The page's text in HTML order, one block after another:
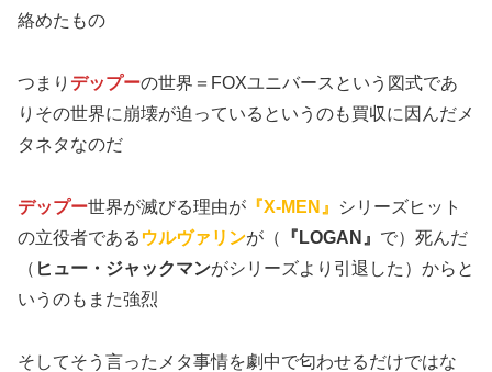
絡めたもの
つまり デップーの世界＝FOXユニバースという図式であ
りその世界に崩壊が迫っているというのも買収に因んだメ
タネタなのだ
デップー世界が滅びる理由が 『X-MEN』
シリーズヒット
の立役者である ウルヴァリンが（ 『LOGAN』 で）死んだ
（ ヒュー・ジャックマンがシリーズより引退した）からと
いうのもまた強烈
そしてそう言ったメタ事情を劇中で匂わせるだけではな